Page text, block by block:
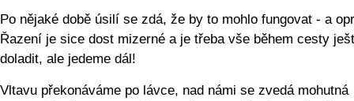
Po nějaké době úsilí se zdá, že by to mohlo fungovat - a
Řazení je sice dost mizerné a je třeba vše během cesty
doladit, ale jedeme dál!
Vltavu překonáváme po lávce, nad námi se zvedá mohutná